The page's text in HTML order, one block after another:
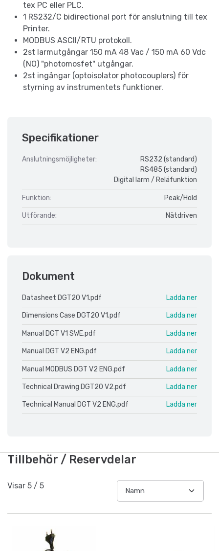
tex PC eller PLC.
1 RS232/C bidirectional port för anslutning till tex
Printer.
MODBUS ASCII/RTU protokoll.
2st larmutgångar 150 mA 48 Vac / 150 mA 60 Vdc
(NO) "photomosfet" utgångar.
2st ingångar (optoisolator photocouplers) för
styrning av instrumentets funktioner.
Specifikationer
Anslutningsmöjligheter:
RS232 (standard)
RS485 (standard)
Digital larm / Reläfunktion
Funktion: Peak/Hold
Utförande: Nätdriven
Dokument
Datasheet DGT20 V1.pdf Ladda ner
Dimensions Case DGT20 V1.pdf Ladda ner
Manual DGT V1 SWE.pdf Ladda ner
Manual DGT V2 ENG.pdf Ladda ner
Manual MODBUS DGT V2 ENG.pdf Ladda ner
Technical Drawing DGT20 V2.pdf Ladda ner
Technical Manual DGT V2 ENG.pdf Ladda ner
Tillbehör / Reservdelar
Visar 5 / 5